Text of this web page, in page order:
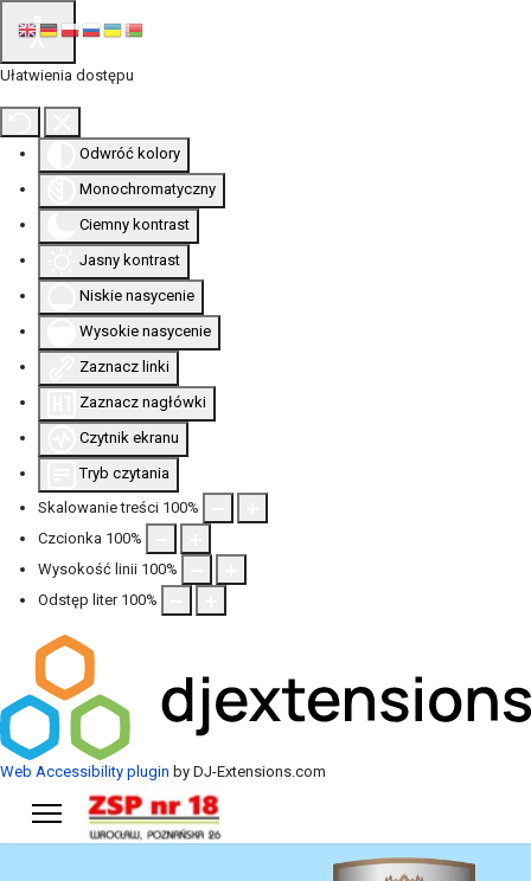
Ułatwienia dostępu
Odwróć kolory
Monochromatyczny
Ciemny kontrast
Jasny kontrast
Niskie nasycenie
Wysokie nasycenie
Zaznacz linki
Zaznacz nagłówki
Czytnik ekranu
Tryb czytania
Skalowanie treści 100%
Czcionka 100%
Wysokość linii 100%
Odstęp liter 100%
Web Accessibility plugin by DJ-Extensions.com